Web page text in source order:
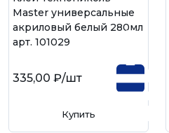
Master универсальные
акриловый белый 280мл
арт. 101029
335,00 ₽/шт
Купить